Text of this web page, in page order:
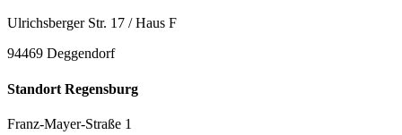
Ulrichsberger Str. 17 / Haus F
94469 Deggendorf
Standort Regensburg
Franz-Mayer-Straße 1